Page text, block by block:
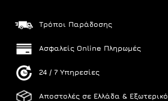
Τρόποι Παράδοσης
Ασφαλείς Online Πληρωμές
24 / 7 Υπηρεσίες
Αποστολές σε Ελλάδα & Εξωτερικό